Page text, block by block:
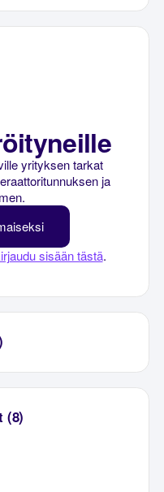
yrityksen tarkat
ja
sisään tästä.
(8)